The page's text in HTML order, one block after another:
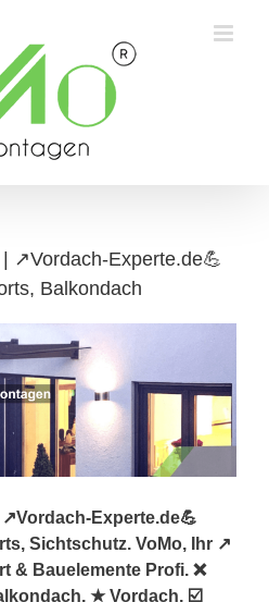
↗️Vordach-Experte.de💪
Balkondach
Experte.de💪
Sichtschutz. VoMo, Ihr ↗️
& Bauelemente Profi. ❌
★ Vordach, ☑️